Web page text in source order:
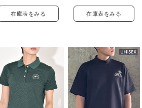
在庫表をみる 在庫表をみる